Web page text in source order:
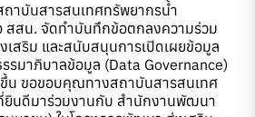
ถาบันสารสนเทศทรัพยากรน้ำ
สสน. จัดทำบันทึกข้อตกลงความร่วม
สริม และสนับสนุนการเปิดเผยข้อมูล
รมาภิบาลข้อมูล (Data Governance)
น ขอขอบคุณทางสถาบันสารสนเทศ
ยินดีมาร่วมงานกับ สำนักงานพัฒนา